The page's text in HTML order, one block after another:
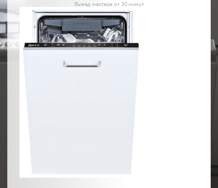
Выезд мастера от 30 минут